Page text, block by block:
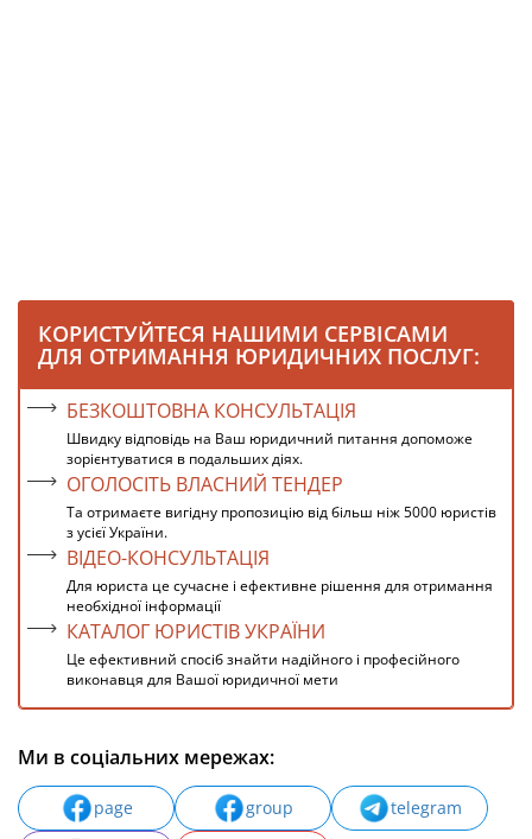
КОРИСТУЙТЕСЯ НАШИМИ СЕРВІСАМИ
ДЛЯ ОТРИМАННЯ ЮРИДИЧНИХ ПОСЛУГ:
БЕЗКОШТОВНА КОНСУЛЬТАЦІЯ
Швидку відповідь на Ваш юридичний питання допоможе
зорієнтуватися в подальших діях.
ОГОЛОСІТЬ ВЛАСНИЙ ТЕНДЕР
Та отримаєте вигідну пропозицію від більш ніж 5000 юристів
з усієї України.
ВІДЕО-КОНСУЛЬТАЦІЯ
Для юриста це сучасне і ефективне рішення для отримання
необхідної інформації
КАТАЛОГ ЮРИСТІВ УКРАЇНИ
Це ефективний спосіб знайти надійного і професійного
виконавця для Вашої юридичної мети
Ми в соціальних мережах:
page group
telegram